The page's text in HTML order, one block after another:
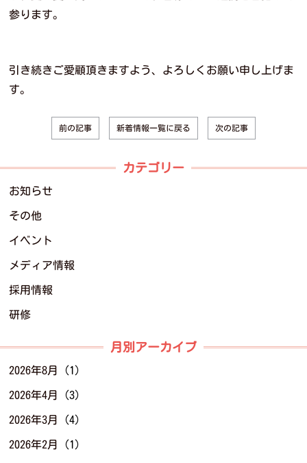
参ります。
引き続きご愛顧頂きますよう、よろしくお願い申し上げま
す。
前の記事 新着情報一覧に戻る 次の記事
カテゴリー
お知らせ
その他
イベント
メディア情報
採用情報
研修
月別アーカイブ
2026年8月 (1)
2026年4月 (3)
2026年3月 (4)
2026年2月 (1)